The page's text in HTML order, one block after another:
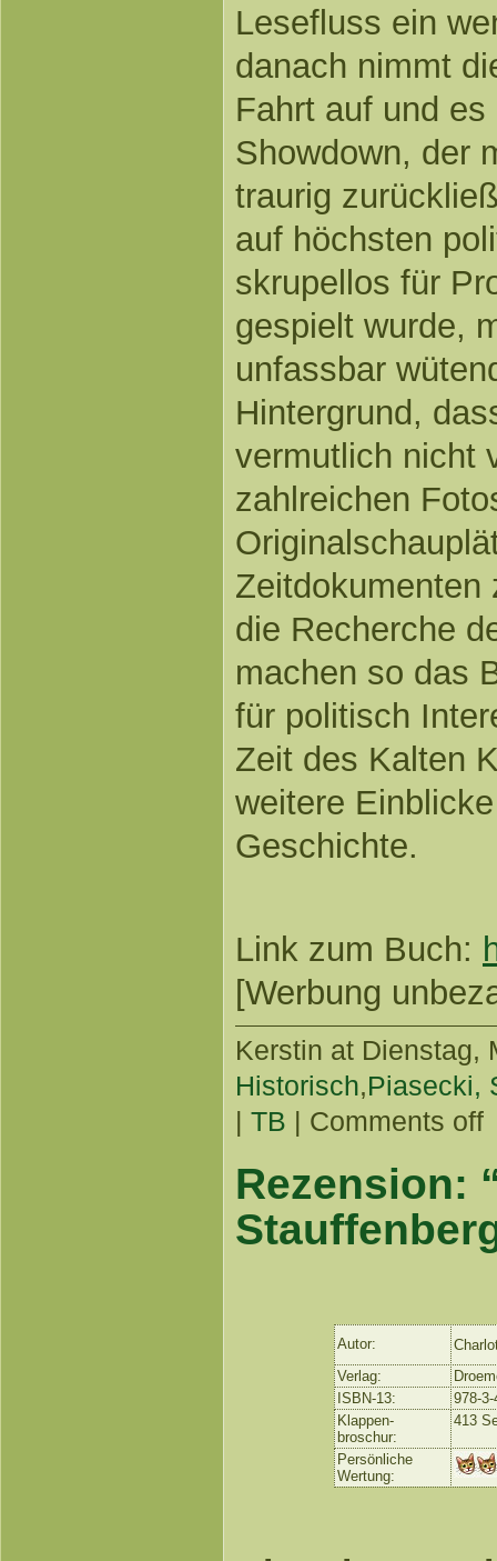
Lesefluss ein
danach nimmt
Fahrt auf und
Showdown, der
traurig
auf höchsten
skrupellos für
gespielt wurde,
unfassbar
Hintergrund,
vermutlich nicht
zahlreichen
Zeitdokumenten
die Recherche
machen so das
für politisch
Zeit des Kalten
weitere
Geschichte.
Link zum Buch:
[Werbung
Kerstin at Dienstag,
Historisch,Piasecki,
| TB | Comments off
Rezension:
Autor:
Verlag:
ISBN-13:
978-3-
Klappen-
broschur:
413
Persönliche
Wertung: